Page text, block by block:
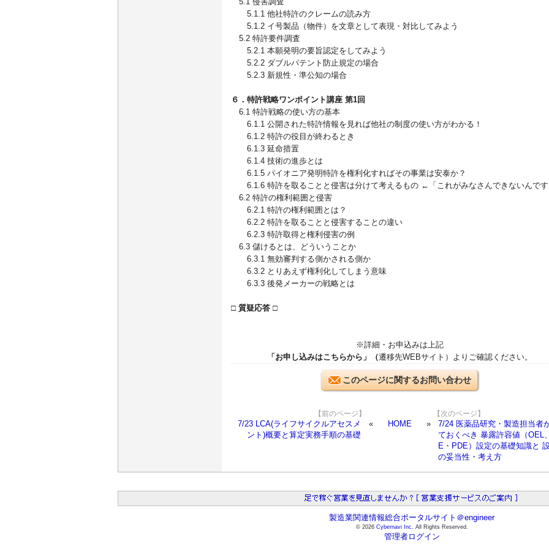
5.1.1 他社特許のクレームの読み方
5.1.2 イ号製品（物件）を文章として表現・対比してみよう
5.2 特許要件調査
5.2.1 本願発明の要旨認定をしてみよう
5.2.2 ダブルパテント防止規定の場合
5.2.3 新規性・準公知の場合
６．特許戦略ワンポイント講座 第1回
6.1 特許戦略の使い方の基本
6.1.1 公開された特許情報を見れば他社の制度の使い方がわかる！
6.1.2 特許の役目が終わるとき
6.1.3 延命措置
6.1.4 技術の進歩とは
6.1.5 パイオニア発明特許を権利化すればその事業は安泰か？
6.1.6 特許を取ることと侵害は分けて考えるもの ←「これがみなさんできないんで
6.2 特許の権利範囲と侵害
6.2.1 特許の権利範囲とは？
6.2.2 特許を取ることと侵害することの違い
6.2.3 特許取得と権利侵害の例
6.3 儲けるとは、どういうことか
6.3.1 無効審判する側かされる側か
6.3.2 とりあえず権利化してしまう意味
6.3.3 後発メーカーの戦略とは
□ 質疑応答 □
※詳細・お申込みは上記
「お申し込みはこちらから」（遷移先WEBサイト）よりご確認ください。
このページに関するお問い合わせ
【前のページ】
7/23 LCA(ライフサイクルアセスメ
ント)概要と算定実務手順の基礎
HOME
【次のページ】
7/24 医薬品研究・製造担当者
ておくべき 暴露許容値（OEL
E・PDE）設定の基礎知識と
の妥当性・考え方
製造業関連情報総合ポータルサイト＠engineer
© 2026 Cybernavi Inc. All Rights Reserved.
管理者ログイン